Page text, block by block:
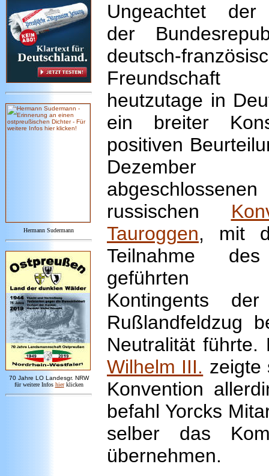
Hermann Sudermann
70 Jahre LO Landesgr. NRW
für weitere Infos hier klicken
Ungeachtet der
der
deutsch-
heutzutage in
ein breiter
positiven
russischen
Tauroggen, mit
Teilnahme
geführten
Kontingents
Rußlandfeldzug
Neutralität
Wilhelm III. zeigte
Konvention
befahl Yorcks
selber das
übernehmen.